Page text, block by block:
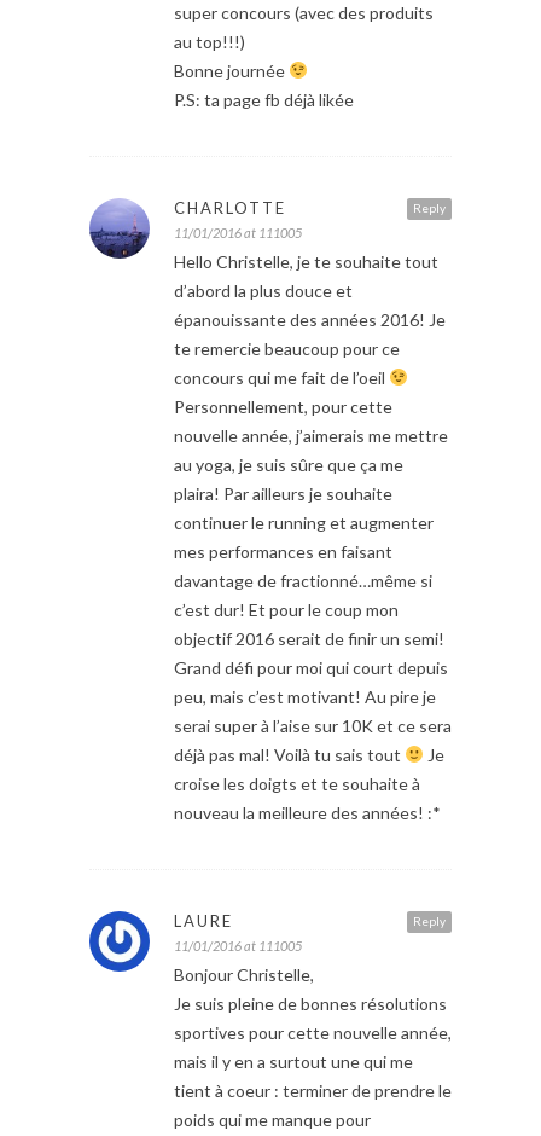
super concours (avec des produits
au top!!!)
Bonne journée
P.S: ta page fb déjà likée
Reply
CHARLOTTE
11/01/2016 at 111005
Hello Christelle, je te souhaite tout
d’abord la plus douce et
épanouissante des années 2016! Je
te remercie beaucoup pour ce
concours qui me fait de l’oeil
Personnellement, pour cette
nouvelle année, j’aimerais me mettre
au yoga, je suis sûre que ça me
plaira! Par ailleurs je souhaite
continuer le running et augmenter
mes performances en faisant
davantage de fractionné…même si
c’est dur! Et pour le coup mon
objectif 2016 serait de finir un semi!
Grand défi pour moi qui court depuis
peu, mais c’est motivant! Au pire je
serai super à l’aise sur 10K et ce sera
déjà pas mal! Voilà tu sais tout
Je
croise les doigts et te souhaite à
nouveau la meilleure des années! :*
Reply
LAURE
11/01/2016 at 111005
Bonjour Christelle,
Je suis pleine de bonnes résolutions
sportives pour cette nouvelle année,
mais il y en a surtout une qui me
tient à coeur : terminer de prendre le
poids qui me manque pour